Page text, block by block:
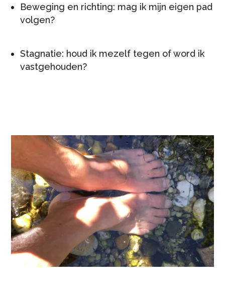
Beweging en richting: mag ik mijn eigen pad
volgen?
Stagnatie: houd ik mezelf tegen of word ik
vastgehouden?